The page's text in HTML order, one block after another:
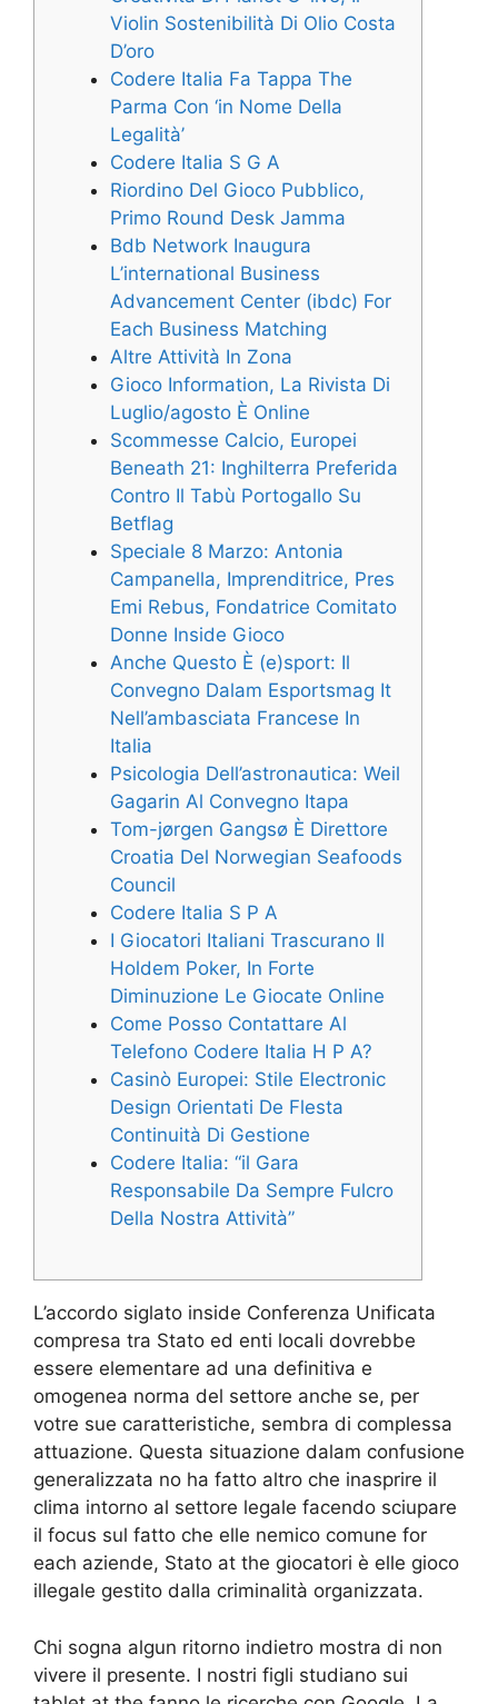
Violin Sostenibilità Di Olio Costa
D’oro
Codere Italia Fa Tappa The
Parma Con ‘in Nome Della
Legalità’
Codere Italia S G A
Riordino Del Gioco Pubblico,
Primo Round Desk Jamma
Bdb Network Inaugura
L’international Business
Advancement Center (ibdc) For
Each Business Matching
Altre Attività In Zona
Gioco Information, La Rivista Di
Luglio/agosto È Online
Scommesse Calcio, Europei
Beneath 21: Inghilterra Preferida
Contro Il Tabù Portogallo Su
Betflag
Speciale 8 Marzo: Antonia
Campanella, Imprenditrice, Pres
Emi Rebus, Fondatrice Comitato
Donne Inside Gioco
Anche Questo È (e)sport: Il
Convegno Dalam Esportsmag It
Nell’ambasciata Francese In
Italia
Psicologia Dell’astronautica: Weil
Gagarin Al Convegno Itapa
Tom-jørgen Gangsø È Direttore
Croatia Del Norwegian Seafoods
Council
Codere Italia S P A
I Giocatori Italiani Trascurano Il
Holdem Poker, In Forte
Diminuzione Le Giocate Online
Come Posso Contattare Al
Telefono Codere Italia H P A?
Casinò Europei: Stile Electronic
Design Orientati De Flesta
Continuità Di Gestione
Codere Italia: “il Gara
Responsabile Da Sempre Fulcro
Della Nostra Attività”
L’accordo siglato inside Conferenza Unificata
compresa tra Stato ed enti locali dovrebbe
essere elementare ad una definitiva e
omogenea norma del settore anche se, per
votre sue caratteristiche, sembra di complessa
attuazione. Questa situazione dalam confusione
generalizzata no ha fatto altro che inasprire il
clima intorno al settore legale facendo sciupare
il focus sul fatto che elle nemico comune for
each aziende, Stato at the giocatori è elle gioco
illegale gestito dalla criminalità organizzata.
Chi sogna algun ritorno indietro mostra di non
vivere il presente. I nostri figli studiano sui